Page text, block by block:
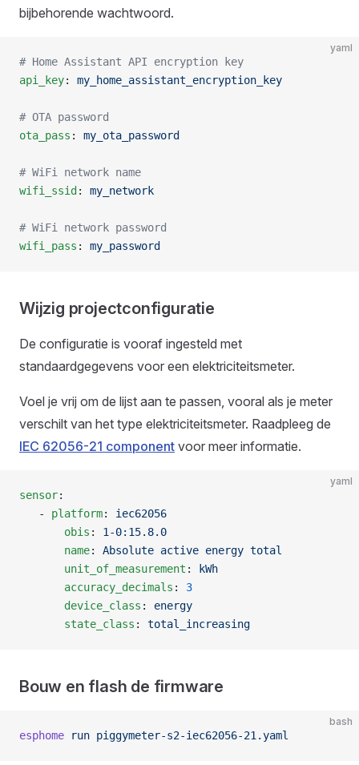
bijbehorende wachtwoord.
yaml
# Home Assistant API encryption key
api_key: my_home_assistant_encryption_key
# OTA password
ota_pass : my_ota_password
# WiFi network name
wifi_ssid : my_network
# WiFi network password
wifi_pass : my_password
Wijzig projectconfiguratie
De configuratie is vooraf ingesteld met
standaardgegevens voor een elektriciteitsmeter.
Voel je vrij om de lijst aan te passen, vooral als je meter
verschilt van het type elektriciteitsmeter. Raadpleeg de
IEC 62056-21 component voor meer informatie.
yaml
sensor:
   -
platform: iec62056
       obis
: 1-0:15.8.0
       name
: Absolute active energy total
       unit_of_measurement
:
kWh
       accuracy_decimals
: 3
       device_class
: energy
       state_class
: total_increasing
Bouw en flash de firmware
bash
esphome run piggymeter-s2-iec62056-21.yaml